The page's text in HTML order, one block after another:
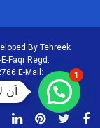
By Tehreek
Faqr Regd.
E-Mail:
آن
1